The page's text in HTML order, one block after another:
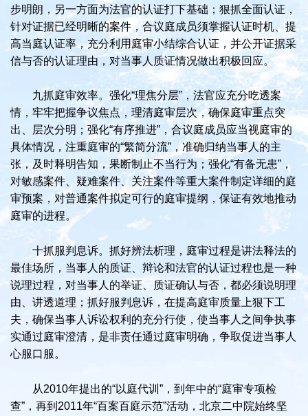
步明朗，另一方面为法官的认证打下基础；狠抓全面认证，
针对证据已经明晰的案件，合议庭成员须掌握认证时机、提
高当庭认证率，充分利用庭审小结综合认证，并公开证据采
信与否的认证理由，对当事人质证情况做出积极回应。
九抓庭审效率。强化“理焦分层”，法官应充分吃透案
情，牢牢把握争议焦点，理清庭审层次，确保庭审重点突
出、层次分明；强化“有序推进”，合议庭成员应当视庭审的
具体情况，注重庭审的“繁简分流”，准确归纳当事人的主
张，及时释明告知，果断制止不当行为；强化“有备无患”，
对敏感案件、疑难案件、关注案件等重大案件制定详细的庭
审预案，对普通案件拟定可行的庭审提纲，保证有效地推动
庭审的进程。
十抓服判息诉。抓好辨法析理，庭审过程是讲法释法的
最佳场所，当事人的质证、辩论和法官的认证过程也是一种
说理过程，对当事人的举证、质证确认与否，都必须说明理
由、讲透道理；抓好服判息诉，在提高庭审质量上狠下工
夫，确保当事人诉讼权利的充分行使，使当事人之间争执事
实通过庭审澄清，是非责任通过庭审明确，争取促进当事人
心服口服。
从2010年提出的“以庭代训”，到年中的“庭审专项检
查”，再到2011年“百案百庭示范”活动，北京二中院始终坚